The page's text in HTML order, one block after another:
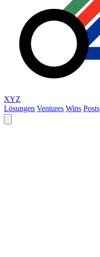
XYZ
Lösungen Ventures Wins Posts